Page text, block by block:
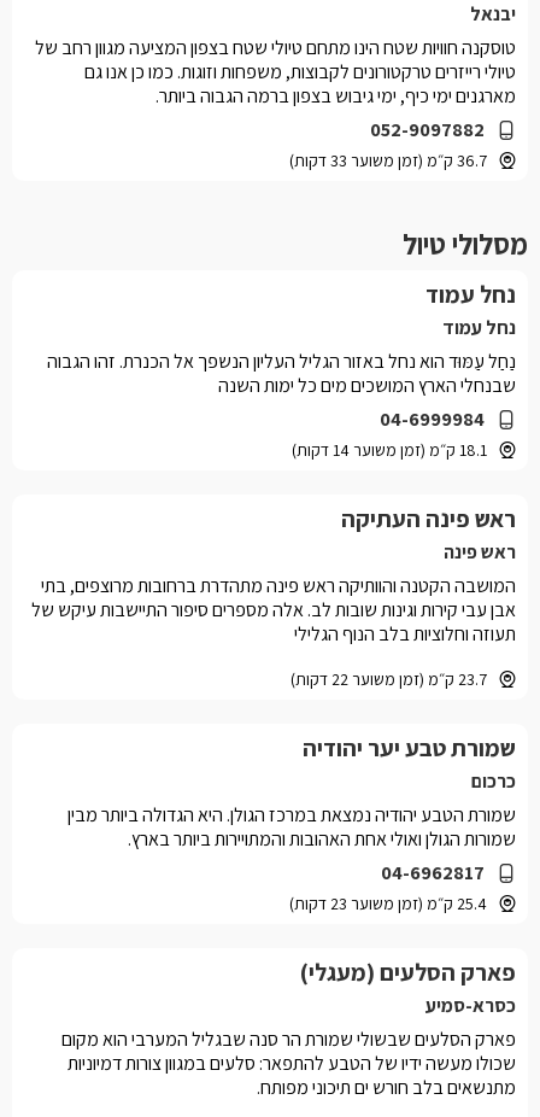
יבנאל
052-9097882
36.7 ק״מ (זמן משוער 33 דקות)
טוסקנה חוויות שטח הינו מתחם טיולי שטח בצפון המציעה מגוון רחב של
טיולי רייזרים טרקטורונים לקבוצות, משפחות וזוגות. כמו כן אנו גם
מארגנים ימי כיף, ימי גיבוש בצפון ברמה הגבוה ביותר.
מסלולי טיול
נחל עמוד
נחל עמוד
04-6999984
18.1 ק״מ (זמן משוער 14 דקות)
נַחַל עַמּוּד הוא נחל באזור הגליל העליון הנשפך אל הכנרת. זהו הגבוה
שבנחלי הארץ המושכים מים כל ימות השנה
ראש פינה העתיקה
ראש פינה
23.7 ק״מ (זמן משוער 22 דקות)
המושבה הקטנה והוותיקה ראש פינה מתהדרת ברחובות מרוצפים, בתי
אבן עבי קירות וגינות שובות לב. אלה מספרים סיפור התיישבות עיקש של
תעוזה וחלוציות בלב הנוף הגלילי
שמורת טבע יער יהודיה
כרכום
04-6962817
25.4 ק״מ (זמן משוער 23 דקות)
שמורת הטבע יהודיה נמצאת במרכז הגולן. היא הגדולה ביותר מבין
שמורות הגולן ואולי אחת האהובות והמתויירות ביותר בארץ.
פארק הסלעים (מעגלי)
כסרא-סמיע
פארק הסלעים שבשולי שמורת הר סנה שבגליל המערבי הוא מקום
שכולו מעשה ידיו של הטבע להתפאר: סלעים במגוון צורות דמיוניות
מתנשאים בלב חורש ים תיכוני מפותח.